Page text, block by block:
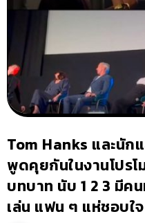
Tom Hanks และนั
พูดคุยกันในงานโปร
บทบาท นับ 1 2 3 มีค
เล่น แฟน ๆ แห่ชอบใจ